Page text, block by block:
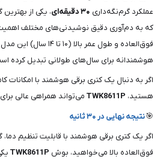
عملکرد گرم‌نگه‌داری ۳۰ دقیقه‌ای
، یکی از بهترین
که به دم‌آوری دقیق نوشیدنی‌های مختلف
فوق‌العاده و طول عمر بالا
هوشمندانه برای سال‌های طولانی تبدیل کرده
اگر به دنبال یک کتری برقی هوشمند با امکانات
هستید، TWK8611P می‌تواند همراهی عالی
🎯نتیجه نهایی در ۳۰ ثانیه
اگر یک کتری برقی هوشمند با قابلیت تنظیم
فوق‌العاده بالا می‌خواهید، بوش TWK8611P